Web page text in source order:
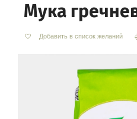
ТМ BioPlanet
ТМ BioNota
Суперфуды
Ростки ячменя
Моринга
Ацерола
Хлорелла
Мука
Добавить в список желаний